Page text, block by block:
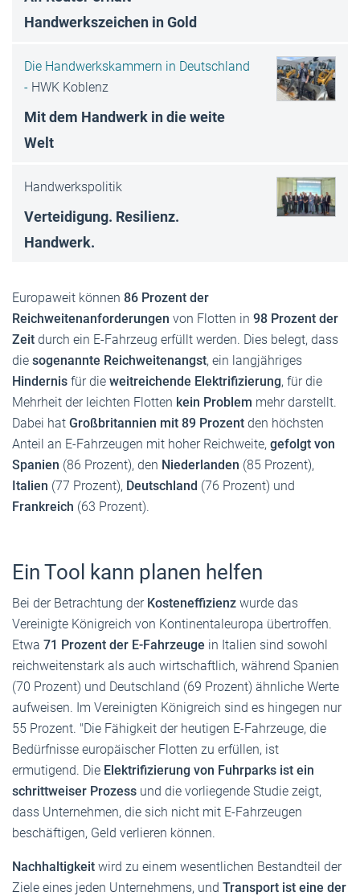
Handwerkszeichen in Gold
Die Handwerkskammern in Deutschland
- HWK Koblenz
Mit dem Handwerk in die weite
Welt
Handwerkspolitik
Verteidigung. Resilienz.
Handwerk.
Europaweit können 86 Prozent der
Reichweitenanforderungen von Flotten in 98 Prozent der
Zeit durch ein E-Fahrzeug erfüllt werden. Dies belegt, dass
die sogenannte Reichweitenangst, ein langjähriges
Hindernis für die weitreichende Elektrifizierung, für die
Mehrheit der leichten Flotten kein Problem mehr darstellt.
Dabei hat Großbritannien mit 89 Prozent den höchsten
Anteil an E-Fahrzeugen mit hoher Reichweite, gefolgt von
Spanien (86 Prozent), den Niederlanden (85 Prozent),
Italien (77 Prozent), Deutschland (76 Prozent) und
Frankreich (63 Prozent).
Ein Tool kann planen helfen
Bei der Betrachtung der Kosteneffizienz wurde das
Vereinigte Königreich von Kontinentaleuropa übertroffen.
Etwa 71 Prozent der E-Fahrzeuge in Italien sind sowohl
reichweitenstark als auch wirtschaftlich, während Spanien
(70 Prozent) und Deutschland (69 Prozent) ähnliche Werte
aufweisen. Im Vereinigten Königreich sind es hingegen nur
55 Prozent. "Die Fähigkeit der heutigen E-Fahrzeuge, die
Bedürfnisse europäischer Flotten zu erfüllen, ist
ermutigend. Die Elektrifizierung von Fuhrparks ist ein
schrittweiser Prozess und die vorliegende Studie zeigt,
dass Unternehmen, die sich nicht mit E-Fahrzeugen
beschäftigen, Geld verlieren können.
Nachhaltigkeit wird zu einem wesentlichen Bestandteil der
Ziele eines jeden Unternehmens, und Transport ist eine der